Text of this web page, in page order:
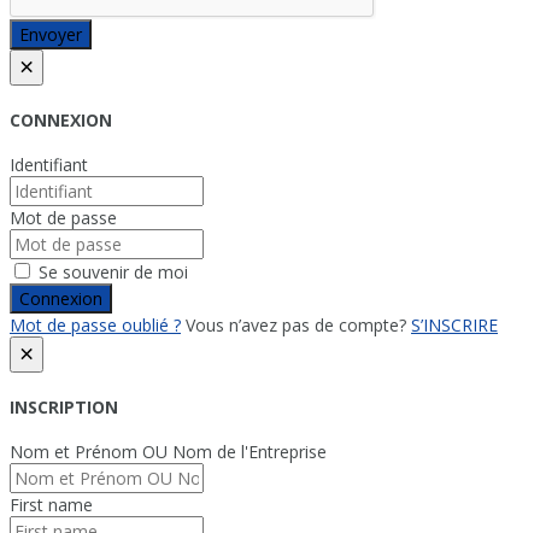
Envoyer
×
CONNEXION
Identifiant
Mot de passe
Se souvenir de moi
Connexion
Mot de passe oublié ? Vous n’avez pas de compte? S’INSCRIRE
×
INSCRIPTION
Nom et Prénom OU Nom de l'Entreprise
First name